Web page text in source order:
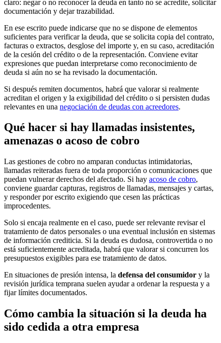
claro: negar o no reconocer la deuda en tanto no se acredite, solicitar
documentación y dejar trazabilidad.
En ese escrito puede indicarse que no se dispone de elementos
suficientes para verificar la deuda, que se solicita copia del contrato,
facturas o extractos, desglose del importe y, en su caso, acreditación
de la cesión del crédito o de la representación. Conviene evitar
expresiones que puedan interpretarse como reconocimiento de
deuda si aún no se ha revisado la documentación.
Si después remiten documentos, habrá que valorar si realmente
acreditan el origen y la exigibilidad del crédito o si persisten dudas
relevantes en una negociación de deudas con acreedores.
Qué hacer si hay llamadas insistentes,
amenazas o acoso de cobro
Las gestiones de cobro no amparan conductas intimidatorias,
llamadas reiteradas fuera de toda proporción o comunicaciones que
puedan vulnerar derechos del afectado. Si hay acoso de cobro,
conviene guardar capturas, registros de llamadas, mensajes y cartas,
y responder por escrito exigiendo que cesen las prácticas
improcedentes.
Solo si encaja realmente en el caso, puede ser relevante revisar el
tratamiento de datos personales o una eventual inclusión en sistemas
de información crediticia. Si la deuda es dudosa, controvertida o no
está suficientemente acreditada, habrá que valorar si concurren los
presupuestos exigibles para ese tratamiento de datos.
En situaciones de presión intensa, la defensa del consumidor y la
revisión jurídica temprana suelen ayudar a ordenar la respuesta y a
fijar límites documentados.
Cómo cambia la situación si la deuda ha
sido cedida a otra empresa